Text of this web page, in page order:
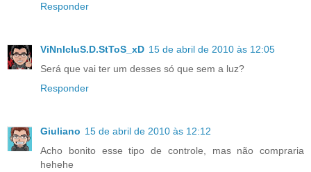
Responder
ViNnIcIuS.D.StToS_xD 15 de abril de 2010 às 12:05
Será que vai ter um desses só que sem a luz?
Responder
Giuliano 15 de abril de 2010 às 12:12
Acho bonito esse tipo de controle, mas não compraria
hehehe